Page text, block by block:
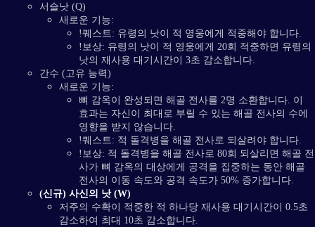
서슬낫 (Q)
새로운 기능:
!퀘스트: 유령의 낫이 적 영웅에게 적중해야 합니다.
!보상: 유령의 낫이 적 영웅에게 20회 적중하면 유령의
낫의 재사용 대기시간이 3초 감소합니다.
간수 (고유 능력)
새로운 기능:
뼈 감옥이 완성되면 해골 전사를 2명 소환합니다. 이
효과는 자신이 최대로 부릴 수 있는 해골 전사의 수에
영향을 받지 않습니다.
!퀘스트: 적 돌격병을 해골 전사로 되살려야 합니다.
!보상: 적 돌격병을 해골 전사로 80회 되살리면 해골 전
사가 뼈 감옥의 대상에게 공격을 집중하는 동안 해골
전사의 이동 속도와 공격 속도가 50% 증가합니다.
(신규) 사신의 낫 (W)
저주의 수확이 적중한 적 하나당 재사용 대기시간이 0.5초
감소하여 최대 10초 감소합니다.